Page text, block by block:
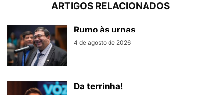
ARTIGOS RELACIONADOS
Rumo às urnas
4 de agosto de 2026
Da terrinha!